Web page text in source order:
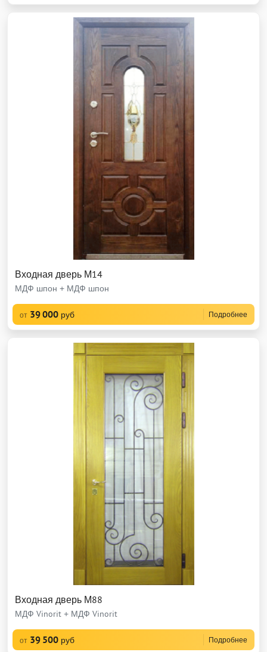
Входная дверь М14
МДФ шпон + МДФ шпон
от 39 000 руб Подробнее
Входная дверь М88
МДФ Vinorit + МДФ Vinorit
от 39 500 руб Подробнее